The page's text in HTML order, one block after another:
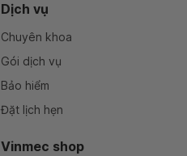
Dịch vụ
Chuyên khoa
Gói dịch vụ
Bảo hiểm
Đặt lịch hẹn
Vinmec shop